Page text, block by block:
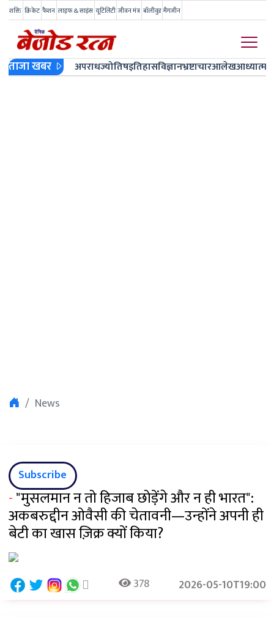
शक्ति क्रिकेट फैशन लाइफ & साइंस यूटिलिटी जीवन मंत्र बॉलीवुड मैगजीन
ताजा खबर अपराधज्योतिषइतिहासविज्ञानभ्रष्टाचारआलेखआध्यात्म
News
Subscribe
-"मुसलमान न तो हिजाब छोड़ेंगे और न ही भारत":
अकबरुद्दीन ओवैसी की चेतावनी—उन्होंने अपनी ही
बेटी का खास ज़िक्र क्यों किया?
378 2026-05-10T19:00